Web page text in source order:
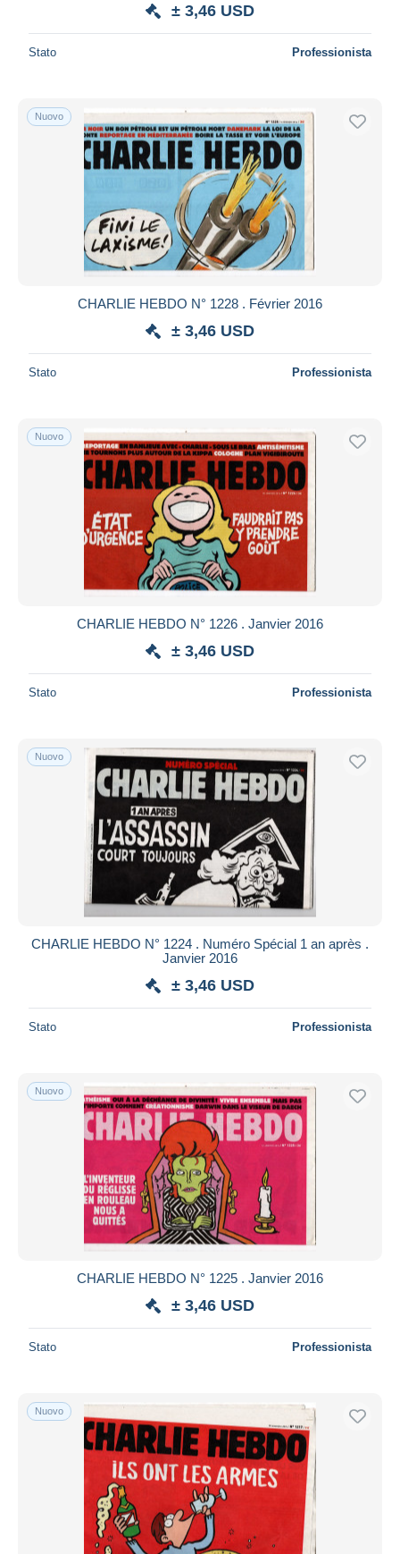
± 3,46 USD
Stato Professionista
Nuovo
CHARLIE HEBDO N° 1228 . Février 2016
± 3,46 USD
Stato Professionista
Nuovo
CHARLIE HEBDO N° 1226 . Janvier 2016
± 3,46 USD
Stato Professionista
Nuovo
CHARLIE HEBDO N° 1224 . Numéro Spécial 1 an après .
Janvier 2016
± 3,46 USD
Stato Professionista
Nuovo
CHARLIE HEBDO N° 1225 . Janvier 2016
± 3,46 USD
Stato Professionista
Nuovo